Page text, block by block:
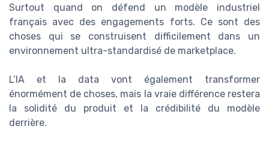
Surtout quand on défend un modèle industriel
français avec des engagements forts. Ce sont des
choses qui se construisent difficilement dans un
environnement ultra-standardisé de marketplace.
L’IA et la data vont également transformer
énormément de choses, mais la vraie différence restera
la solidité du produit et la crédibilité du modèle
derrière.